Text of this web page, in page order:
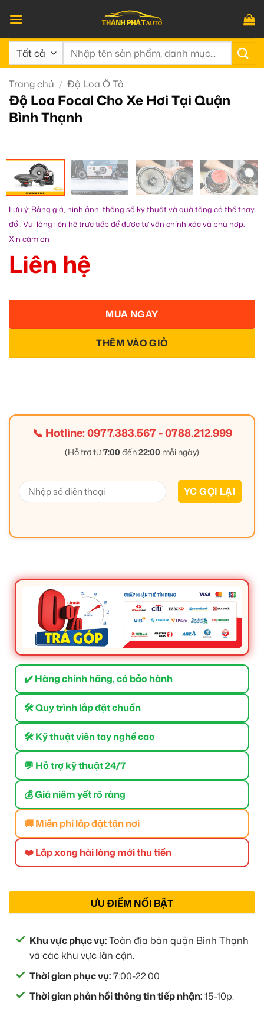
qua
nội
dung
Tìm
Trang chủ / Độ Loa Ô Tô
Độ Loa Focal Cho Xe Hơi Tại Quận
Bình Thạnh
Lưu ý: Bảng giá, hình ảnh, thông số kỹ thuật và quà tặng có thể thay
đổi. Vui lòng liên hệ trực tiếp để được tư vấn chính xác và phù hợp.
Xin cảm ơn
Liên hệ
THÊM VÀO GIỎ
MUA NGAY
📞 Hotline:0977.383.567-0788.212.999
(Hỗ trợ từ7:00 đến22:00 mỗi ngày)
✔️ Hàng chính hãng, có bảo hành
🛠 Quy trình lắp đặt chuẩn
🛠 Kỹ thuật viên tay nghề cao
💬 Hỗ trợ kỹ thuật 24/7
💰 Giá niêm yết rõ ràng
🚚 Miễn phí lắp đặt tận nơi
❤️ Lắp xong hài lòng mới thu tiền
ƯU ĐIỂM NỔI BẬT
Khu vực phục vụ:Toàn địa bàn quận Bình Thạnh
và các khu vực lân cận.
Thời gian phục vụ:7:00-22:00
Thời gian phản hồi thông tin tiếp nhận:15-10p.